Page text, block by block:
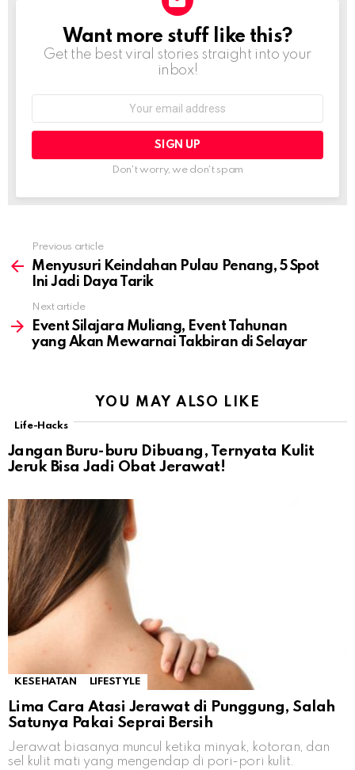
NEWSLETTER
Want more stuff like this?
Get the best viral stories straight into your
inbox!
Don't worry, we don't spam
more
Previous article
Menyusuri Keindahan Pulau Penang, 5 Spot
Ini Jadi Daya Tarik
Next article
Event Silajara Muliang, Event Tahunan
yang Akan Mewarnai Takbiran di Selayar
YOU MAY ALSO LIKE
Life-Hacks
Jangan Buru-buru Dibuang, Ternyata Kulit
Jeruk Bisa Jadi Obat Jerawat!
KESEHATAN LIFESTYLE
Lima Cara Atasi Jerawat di Punggung, Salah
Satunya Pakai Seprai Bersih
Jerawat biasanya muncul ketika minyak, kotoran, dan
sel kulit mati yang mengendap di pori-pori kulit.